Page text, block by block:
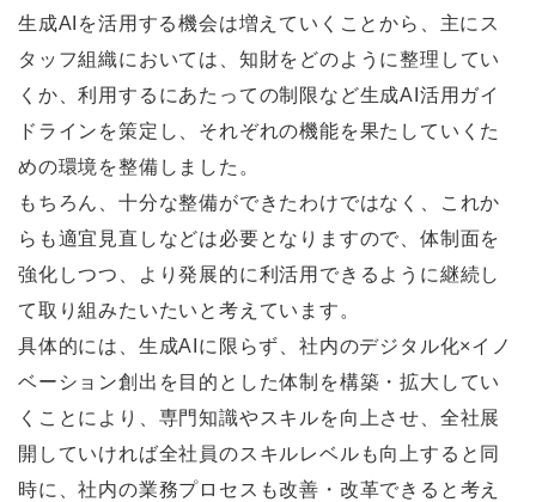
生成AIを活用する機会は増えていくことから、主にス
タッフ組織においては、知財をどのように整理してい
くか、利用するにあたっての制限など生成AI活用ガイ
ドラインを策定し、それぞれの機能を果たしていくた
めの環境を整備しました。
もちろん、十分な整備ができたわけではなく、これか
らも適宜見直しなどは必要となりますので、体制面を
強化しつつ、より発展的に利活用できるように継続し
て取り組みたいたいと考えています。
具体的には、生成AIに限らず、社内のデジタル化×イノ
ベーション創出を目的とした体制を構築・拡大してい
くことにより、専門知識やスキルを向上させ、全社展
開していければ全社員のスキルレベルも向上すると同
時に、社内の業務プロセスも改善・改革できると考え